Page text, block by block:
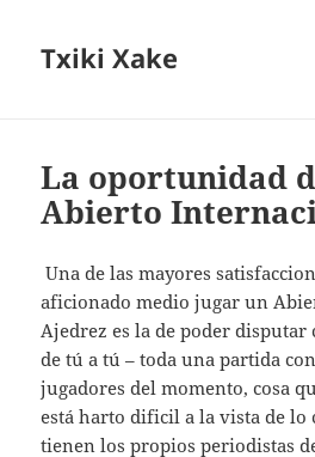
Txiki Xake
La oportunidad
Abierto
Una de las mayores
aficionado medio jugar un
Ajedrez es la de poder disputar
de tú a tú – toda una partida
jugadores del momento, cosa
está harto dificil a la vista de lo
tienen los propios periodistas